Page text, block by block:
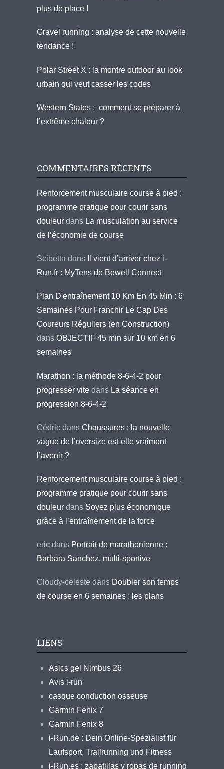
plus de place !
Gravel running : analyse de cette nouvelle
tendance !
Polar Street X : la montre outdoor au look
urbain qui veut casser les codes
Western States : comment se préparer à
l’extrême chaleur ?
COMMENTAIRES RÉCENTS
Renforcement musculaire course à pied :
programme pratique pour courir sans
douleur dans La musculation au service
de l’économie de course
Scibetta dans
Il vient d’arriver chez i-
Run.fr : MyTens de Bewell Connect
Plan D'entraînement 10 Km En 45 Min : 6
Semaines Pour Franchir Le Cap Des
Coureurs Réguliers (en Construction)
dans OBJECTIF 45 min sur 10 km en 6
semaines
Marathon : la méthode 8-6-4-2 pour
progresser vite dans La séance en
progression 8-6-4-2
Cédric dans Chaussures : la nouvelle
vague de l’oversize est-elle vraiment
l’avenir ?
Renforcement musculaire course à pied :
programme pratique pour courir sans
douleur dans Soyez plus économique
grâce à l’entraînement de la force
eric dans Portrait de marathonienne :
Barbara Sanchez, multi-sportive
Cloudy-celeste dans Doubler son temps
de course en 6 semaines : les plans
LIENS
Asics gel Nimbus 26
Avis i-run
casque conduction osseuse
Garmin Fenix 7
Garmin Fenix 8
i-Run.de : Dein Online-Spezialist für
Laufsport, Trailrunning und Fitness
i-Run.es : zapatillas y ropas de running